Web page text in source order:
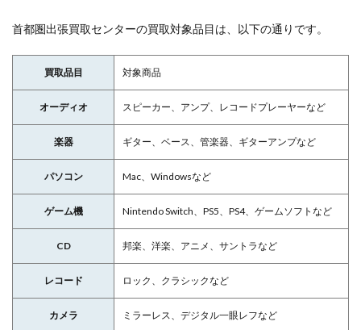
首都圏出張買取センターの買取対象品目は、以下の通りです。
買取品目 対象商品
オーディオ スピーカー、アンプ、レコードプレーヤーなど
楽器 ギター、ベース、管楽器、ギターアンプなど
パソコン Mac、Windowsなど
ゲーム機 Nintendo Switch、PS5、PS4、ゲームソフトなど
CD 邦楽、洋楽、アニメ、サントラなど
レコード ロック、クラシックなど
カメラ ミラーレス、デジタル一眼レフなど